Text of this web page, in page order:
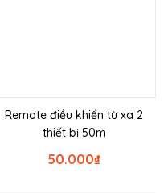
Remote điều khiển từ xa 2
thiết bị 50m
₫
50.000